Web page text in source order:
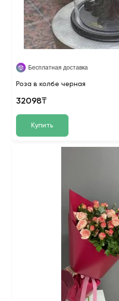
Бесплатная доставка
Роза в колбе черная
32098₸
Купить